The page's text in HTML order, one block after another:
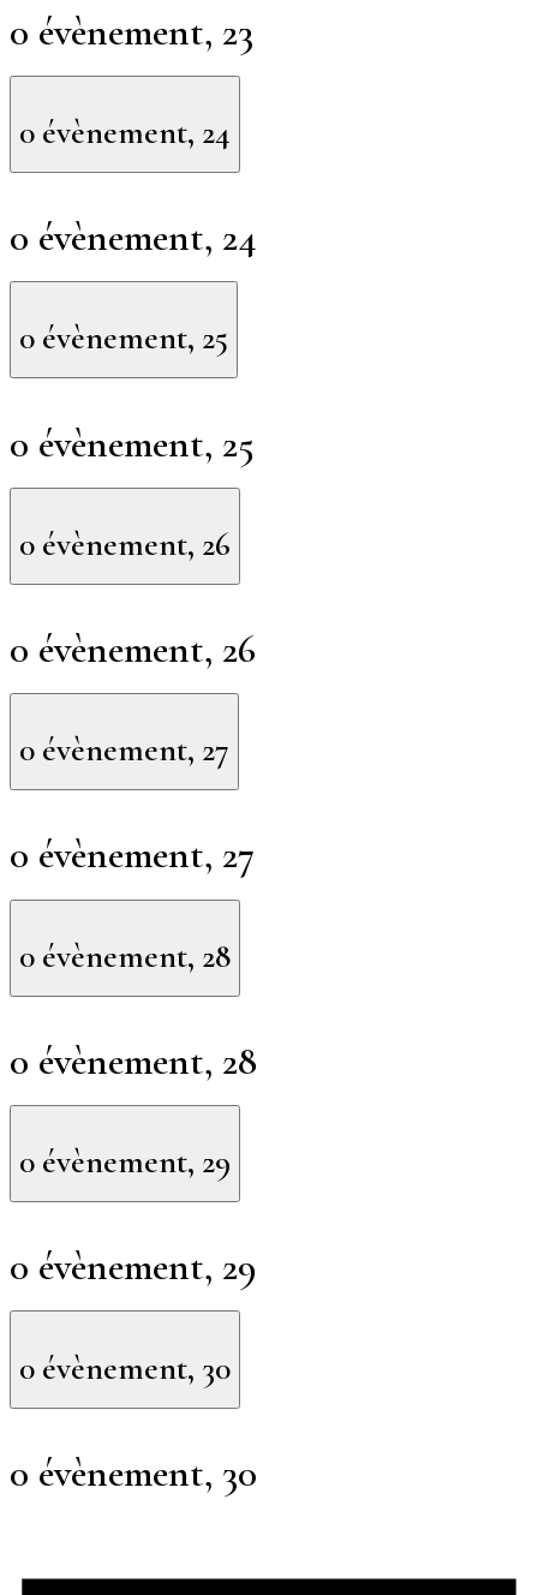
0 évènement, 23
0 évènement, 24
0 évènement, 24
0 évènement, 25
0 évènement, 25
0 évènement, 26
0 évènement, 26
0 évènement, 27
0 évènement, 27
0 évènement, 28
0 évènement, 28
0 évènement, 29
0 évènement, 29
0 évènement, 30
0 évènement, 30